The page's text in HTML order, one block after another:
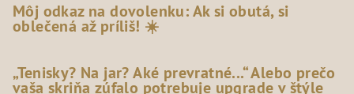
Môj odkaz na dovolenku: Ak si obutá, si
oblečená až príliš! ☀️
„Tenisky? Na jar? Aké prevratné...“ Alebo prečo
vaša skriňa zúfalo potrebuje upgrade v štýle